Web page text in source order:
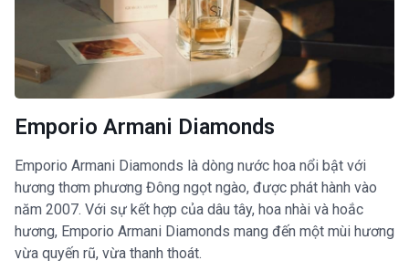
Emporio Armani Diamonds
Emporio Armani Diamonds là dòng nước hoa nổi bật với
hương thơm phương Đông ngọt ngào, được phát hành vào
năm 2007. Với sự kết hợp của dâu tây, hoa nhài và hoắc
hương, Emporio Armani Diamonds mang đến một mùi hương
vừa quyến rũ, vừa thanh thoát.